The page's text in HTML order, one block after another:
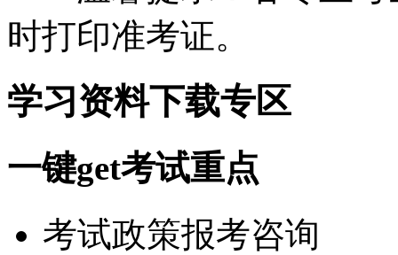
时打印准考证。
学习资料下载专区
一键get考试重点
考试政策报考咨询